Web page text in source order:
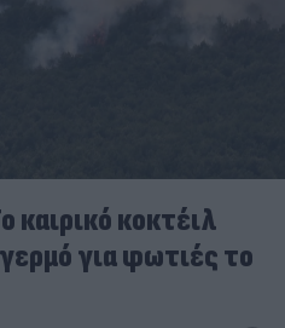
κοκτέιλ
για φωτιές το